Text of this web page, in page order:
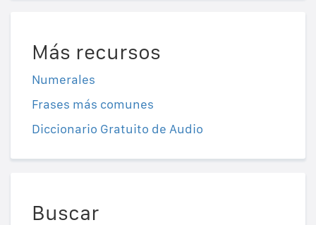
Más recursos
Numerales
Frases más comunes
Diccionario Gratuito de Audio
Buscar